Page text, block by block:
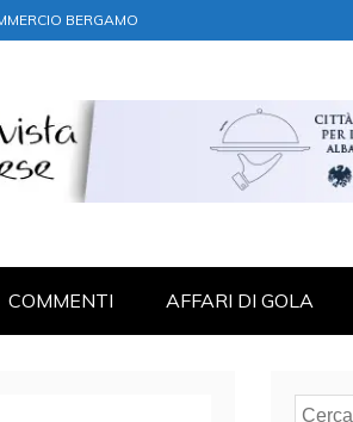
BERGAMO
COMMENTI AFFARI DI GOLA
Ricerca